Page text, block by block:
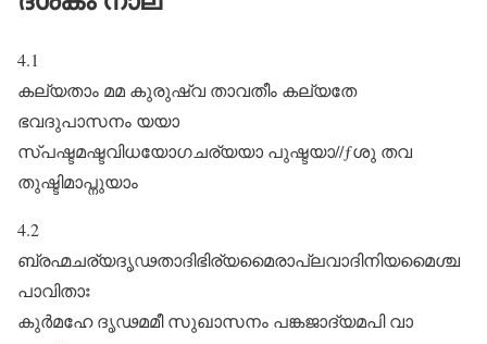
4.1
കല്യതാം മമ കുരുഷ്വ താവതീം കല്യതേ
ഭവദുപാസനം യയാ
സ്പഷ്ടമഷ്ടവിധയോഗചര്യയാ പുഷ്ടയാ//ƒശു തവ
തുഷ്ടിമാപ്നുയാം
4.2
ബ്രഹ്മചര്യദൃഢതാദിഭിര്യമൈരാപ്ലവാദിനിയമൈശ്ച
പാവിതാഃ
കുർമഹേ ദൃഢമമീ സുഖാസനം പങ്കജാദ്യമപി വാ